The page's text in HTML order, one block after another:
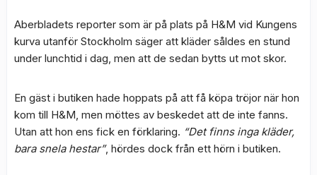
Aberbladets reporter som är på plats på H&M vid Kungens
kurva utanför Stockholm säger att kläder såldes en stund
under lunchtid i dag, men att de sedan bytts ut mot skor.
En gäst i butiken hade hoppats på att få köpa tröjor när hon
kom till H&M, men möttes av beskedet att de inte fanns.
Utan att hon ens fick en förklaring. “Det finns inga kläder,
bara snela hestar”, hördes dock från ett hörn i butiken.